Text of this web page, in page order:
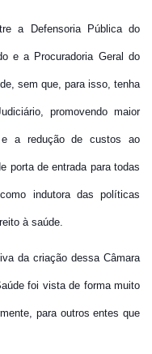
a Defensoria Pública do
e a Procuradoria Geral do
sem que, para isso, tenha
promovendo maior
e a redução de custos ao
porta de entrada para todas
indutora das políticas
à saúde.
da criação dessa Câmara
foi vista de forma muito
para outros entes que